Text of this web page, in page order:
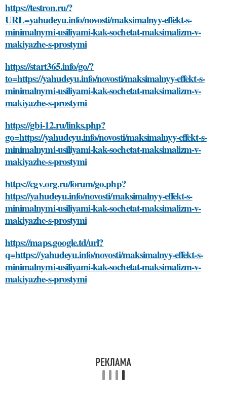
https://testron.ru/?
URL=yahudeyu.info/novosti/maksimalnyy-effekt-s-
minimalnymi-usiliyami-kak-sochetat-maksimalizm-v-
makiyazhe-s-prostymi
https://start365.info/go/?
to=https://yahudeyu.info/novosti/maksimalnyy-effekt-s-
minimalnymi-usiliyami-kak-sochetat-maksimalizm-v-
makiyazhe-s-prostymi
https://gbi-12.ru/links.php?
go=https://yahudeyu.info/novosti/maksimalnyy-effekt-s-
minimalnymi-usiliyami-kak-sochetat-maksimalizm-v-
makiyazhe-s-prostymi
https://cgv.org.ru/forum/go.php?
https://yahudeyu.info/novosti/maksimalnyy-effekt-s-
minimalnymi-usiliyami-kak-sochetat-maksimalizm-v-
makiyazhe-s-prostymi
https://maps.google.td/url?
q=https://yahudeyu.info/novosti/maksimalnyy-effekt-s-
minimalnymi-usiliyami-kak-sochetat-maksimalizm-v-
makiyazhe-s-prostymi